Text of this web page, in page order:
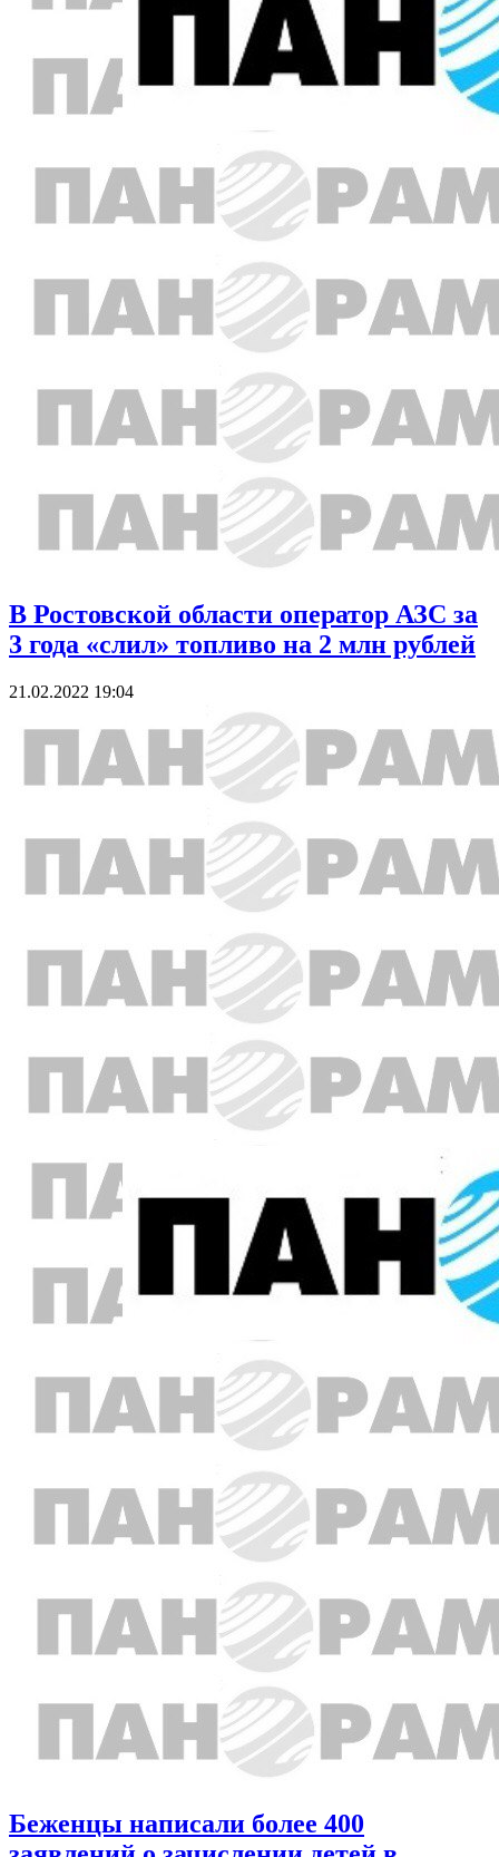
В Ростовской области оператор АЗС за
3 года «слил» топливо на 2 млн рублей
21.02.2022 19:04
Беженцы написали более 400